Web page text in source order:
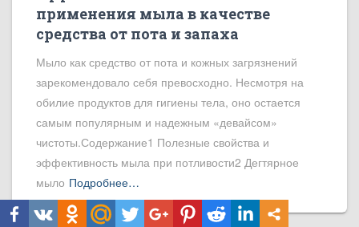
применения мыла в качестве
средства от пота и запаха
Мыло как средство от пота и кожных загрязнений
зарекомендовало себя превосходно. Несмотря на
обилие продуктов для гигиены тела, оно остается
самым популярным и надежным «девайсом»
чистоты.Содержание1 Полезные свойства и
эффективность мыла при потливости2 Дегтярное
мыло Подробнее…